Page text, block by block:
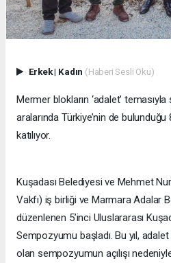
Erkek| Kadın (Haberi Sesli Oku)
Mermer blokların ‘adalet’
aralarında Türkiye’nin de
katılıyor.
Kuşadası Belediyesi ve Mehmet
Vakfı) iş birliği ve Marmara Adalar
düzenlenen 5’inci Uluslararası
Sempozyumu başladı. Bu yıl,
olan sempozyumun açılışı